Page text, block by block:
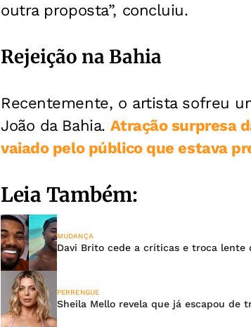
outra proposta”, concluiu.
Rejeição na Bahia
Recentemente, o artista sofreu
João da Bahia.Atração surpresa
vaiado pelo público que estava
Leia Também:
MUDANÇA
Davi Brito cede a críticas e troca lente
PERRENGUE
Sheila Mello revela que já escapou de